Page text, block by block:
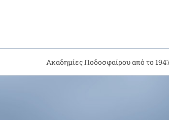
Ακαδημίες Ποδοσφαίρου από το